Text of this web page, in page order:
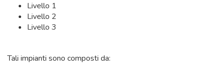
Livello 1
Livello 2
Livello 3
Tali impianti sono composti da: